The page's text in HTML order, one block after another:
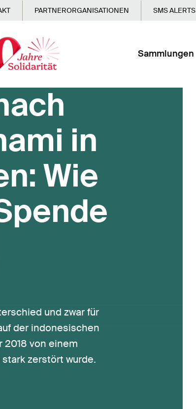
PARTNERORGANISATIONEN SMS ALERTS
Sammlungen
in
Wie
und zwar für
der indonesischen
2018 von einem
zerstört wurde.